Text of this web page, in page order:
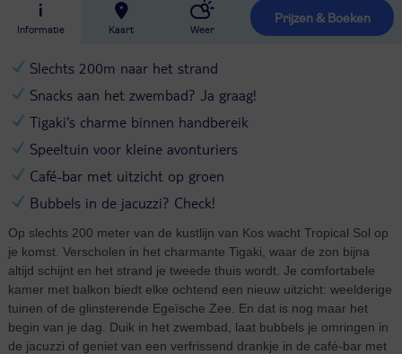
Informatie Kaart Weer
Prijzen & Boeken
Slechts 200m naar het strand
Snacks aan het zwembad? Ja graag!
Tigaki's charme binnen handbereik
Speeltuin voor kleine avonturiers
Café-bar met uitzicht op groen
Bubbels in de jacuzzi? Check!
Op slechts 200 meter van de kustlijn van Kos wacht Tropical Sol op
je komst. Verscholen in het charmante Tigaki, waar de zon bijna
altijd schijnt en het strand je tweede thuis wordt. Je comfortabele
kamer met balkon biedt elke ochtend een nieuw uitzicht: weelderige
tuinen of de glinsterende Egeïsche Zee. En dat is nog maar het
begin van je dag. Duik in het zwembad, laat bubbels je omringen in
de jacuzzi of geniet van een verfrissend drankje in de café-bar met